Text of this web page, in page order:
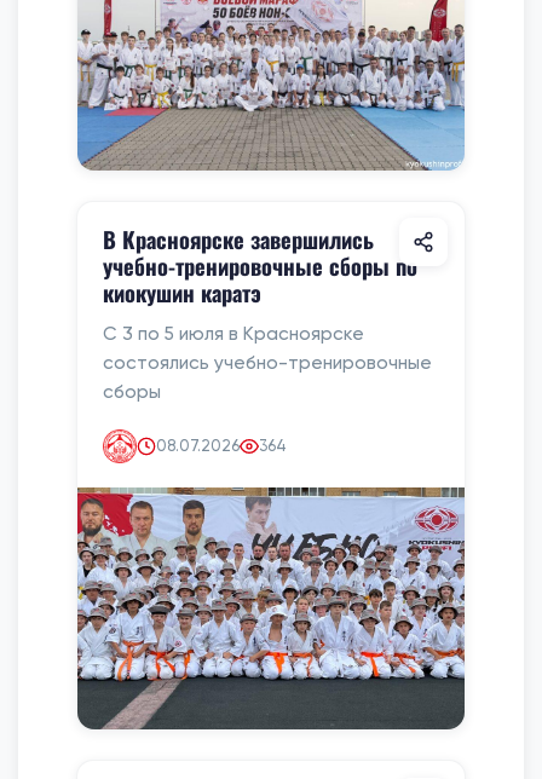
В Красноярске завершились
учебно-тренировочные сборы по
киокушин каратэ
С 3 по 5 июля в Красноярске
состоялись учебно-тренировочные
сборы
08.07.2026 364